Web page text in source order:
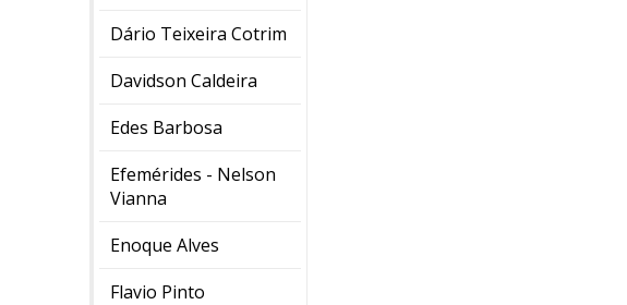
Dário Teixeira Cotrim
Davidson Caldeira
Edes Barbosa
Efemérides - Nelson
Vianna
Enoque Alves
Flavio Pinto